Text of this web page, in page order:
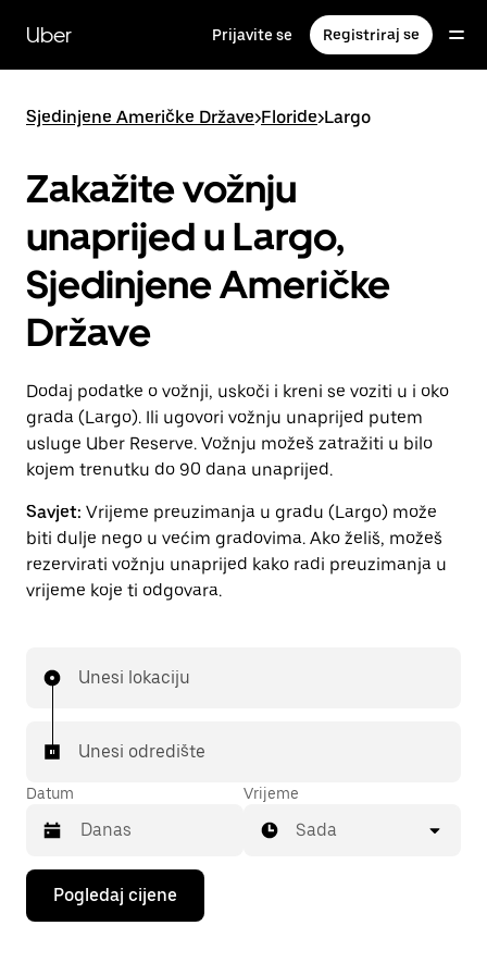
glavni
sadržaj
Uber Prijavite se Registriraj se
Sjedinjene Američke Države>Floride>Largo
Zakažite vožnju
unaprijed u Largo,
Sjedinjene Američke
Države
Dodaj podatke o vožnji, uskoči i kreni se voziti u i oko
grada (Largo). Ili ugovori vožnju unaprijed putem
usluge Uber Reserve. Vožnju možeš zatražiti u bilo
kojem trenutku do 90 dana unaprijed.
Savjet: Vrijeme preuzimanja u gradu (Largo) može
biti dulje nego u većim gradovima. Ako želiš, možeš
rezervirati vožnju unaprijed kako radi preuzimanja u
vrijeme koje ti odgovara.
Unesi lokaciju
Unesi odredište
Datum
Pritisni
tipku
sa
Vrijeme
Sada
Pogledaj cijene